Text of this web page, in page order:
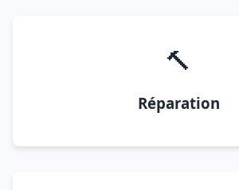
🔨
Réparation